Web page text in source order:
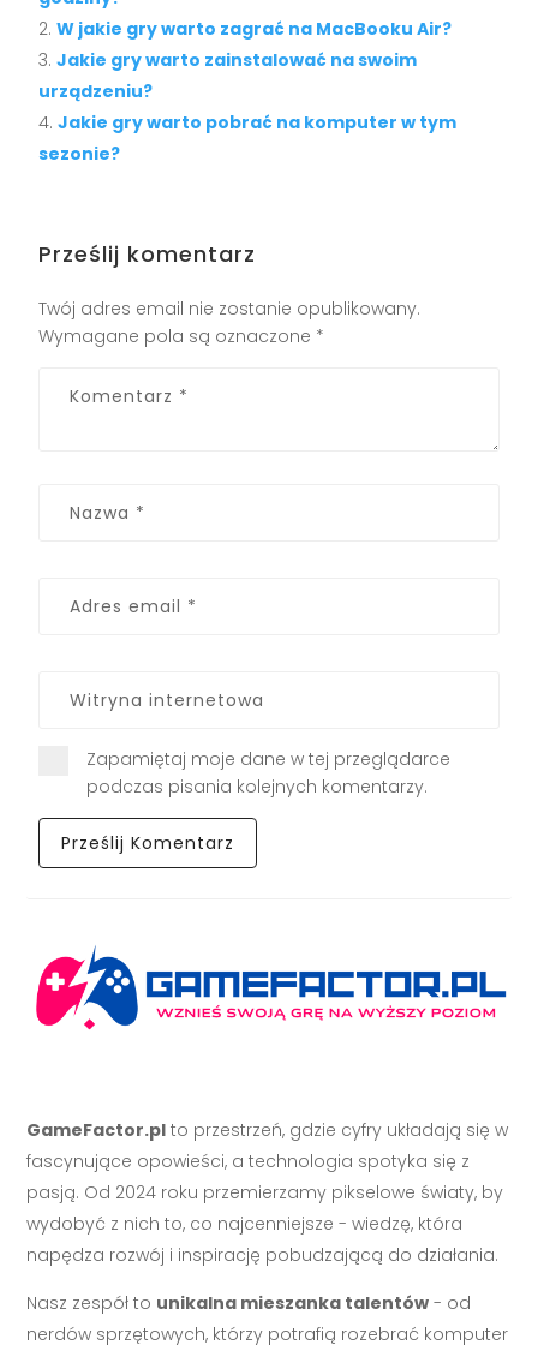
W jakie gry warto zagrać na MacBooku Air?
Jakie gry warto zainstalować na swoim
urządzeniu?
Jakie gry warto pobrać na komputer w tym
sezonie?
Prześlij komentarz
Twój adres email nie zostanie opublikowany.
Wymagane pola są oznaczone *
Zapamiętaj moje dane w tej przeglądarce
podczas pisania kolejnych komentarzy.
GameFactor.pl to przestrzeń, gdzie cyfry układają się w
fascynujące opowieści, a technologia spotyka się z
pasją. Od 2024 roku przemierzamy pikselowe światy, by
wydobyć z nich to, co najcenniejsze - wiedzę, która
napędza rozwój i inspirację pobudzającą do działania.
Nasz zespół to unikalna mieszanka talentów - od
nerdów sprzętowych, którzy potrafią rozebrać komputer